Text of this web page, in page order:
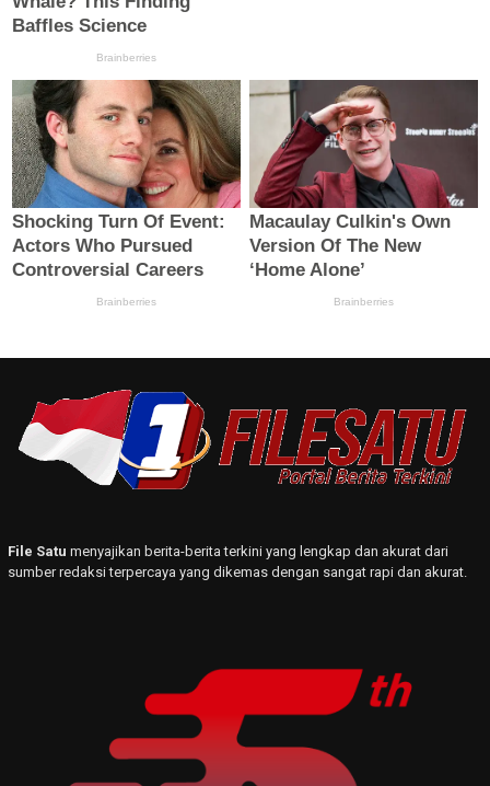
File Satu menyajikan berita-berita terkini yang lengkap dan akurat dari
sumber redaksi terpercaya yang dikemas dengan sangat rapi dan akurat.